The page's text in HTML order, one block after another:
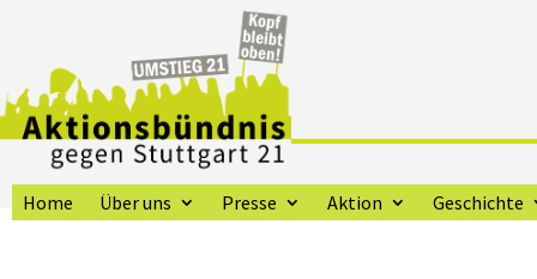
Home Über uns Presse Aktion Geschichte